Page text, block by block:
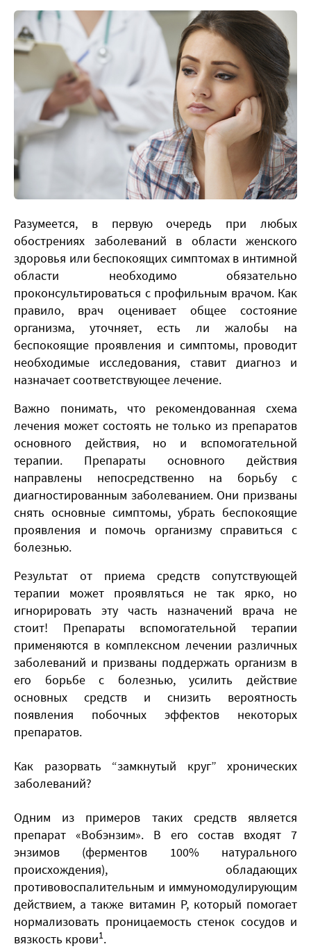
Разумеется, в первую очередь при любых
обострениях заболеваний в области женского
здоровья или беспокоящих симптомах в интимной
области необходимо обязательно
проконсультироваться с профильным врачом. Как
правило, врач оценивает общее состояние
организма, уточняет, есть ли жалобы на
беспокоящие проявления и симптомы, проводит
необходимые исследования, ставит диагноз и
назначает соответствующее лечение.
Важно понимать, что рекомендованная схема
лечения может состоять не только из препаратов
основного действия, но и вспомогательной
терапии. Препараты основного действия
направлены непосредственно на борьбу с
диагностированным заболеванием. Они призваны
снять основные симптомы, убрать беспокоящие
проявления и помочь организму справиться с
болезнью.
Результат от приема средств сопутствующей
терапии может проявляться не так ярко, но
игнорировать эту часть назначений врача не
стоит! Препараты вспомогательной терапии
применяются в комплексном лечении различных
заболеваний и призваны поддержать организм в
его борьбе с болезнью, усилить действие
основных средств и снизить вероятность
появления побочных эффектов некоторых
препаратов.
Как разорвать “замкнутый круг” хронических
заболеваний?
Одним из примеров таких средств является
препарат «Вобэнзим». В его состав входят 7
энзимов (ферментов 100% натурального
происхождения), обладающих
противовоспалительным и иммуномодулирующим
действием, а также витамин P, который помогает
нормализовать проницаемость стенок сосудов и
вязкость крови1.